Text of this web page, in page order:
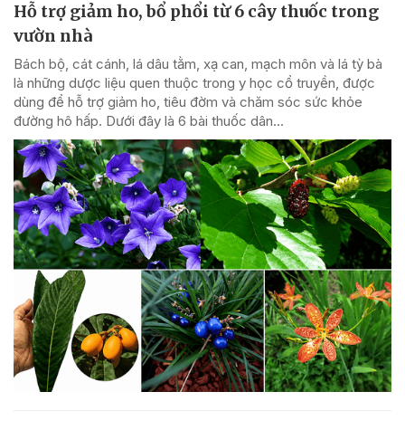
Hỗ trợ giảm ho, bổ phổi từ 6 cây thuốc trong
vườn nhà
Bách bộ, cát cánh, lá dâu tằm, xạ can, mạch môn và lá tỳ bà
là những dược liệu quen thuộc trong y học cổ truyền, được
dùng để hỗ trợ giảm ho, tiêu đờm và chăm sóc sức khỏe
đường hô hấp. Dưới đây là 6 bài thuốc dân...